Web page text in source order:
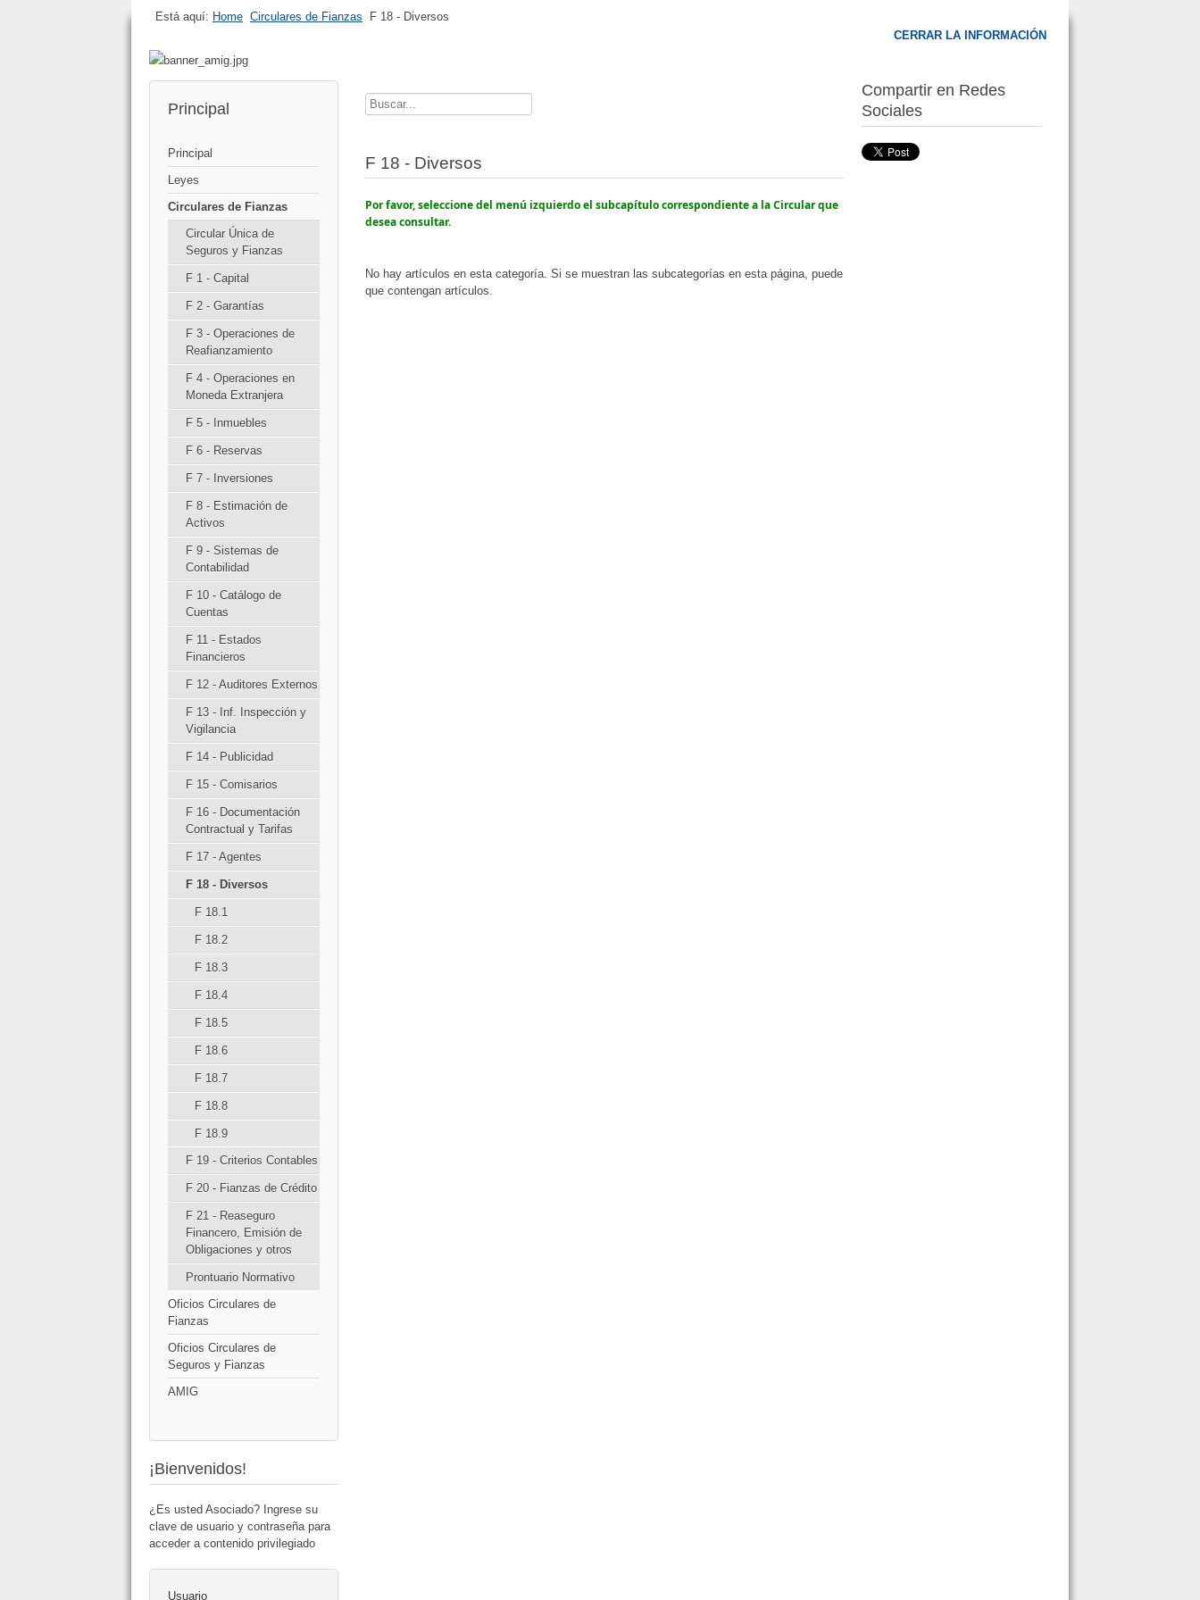
Está aquí: Home Circulares de Fianzas F 18 - Diversos
Principal
Principal
Leyes
Circulares de Fianzas
Circular Única de
Seguros y Fianzas
F 1 - Capital
F 2 - Garantías
F 3 - Operaciones de
Reafianzamiento
F 4 - Operaciones en
Moneda Extranjera
F 5 - Inmuebles
F 6 - Reservas
F 7 - Inversiones
F 8 - Estimación de
Activos
F 9 - Sistemas de
Contabilidad
F 10 - Catálogo de
Cuentas
F 11 - Estados
Financieros
F 12 - Auditores Externos
F 13 - Inf. Inspección y
Vigilancia
F 14 - Publicidad
F 15 - Comisarios
F 16 - Documentación
Contractual y Tarifas
F 17 - Agentes
F 18 - Diversos
F 18.1
F 18.2
F 18.3
F 18.4
F 18.5
F 18.6
F 18.7
F 18.8
F 18.9
F 19 - Criterios Contables
F 20 - Fianzas de Crédito
F 21 - Reaseguro
Financero, Emisión de
Obligaciones y otros
Prontuario Normativo
Oficios Circulares de
Fianzas
Oficios Circulares de
Seguros y Fianzas
AMIG
¡Bienvenidos!
¿Es usted Asociado? Ingrese su
clave de usuario y contraseña para
acceder a contenido privilegiado
Usuario
Buscador
F 18 - Diversos
Por favor, seleccione del menú izquierdo el subcapítulo correspondiente a la Circular que
desea consultar.
No hay artículos en esta categoría. Si se muestran las subcategorías en esta página, puede
que contengan artículos.
CERRAR LA INFORMACIÓN
Compartir en Redes
Sociales